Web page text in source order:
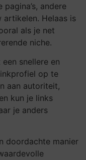
andere
artikelen. Helaas is
als je net
niche.
snellere en
op te
aan autoriteit,
kun je links
je anders
doordachte manier